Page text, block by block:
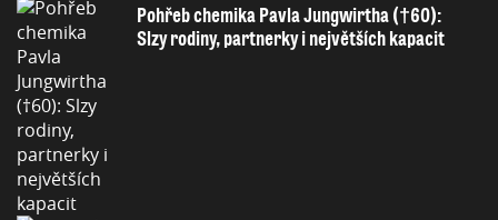
Pohřeb chemika Pavla Jungwirtha (†60):
Slzy rodiny, partnerky i největších kapacit